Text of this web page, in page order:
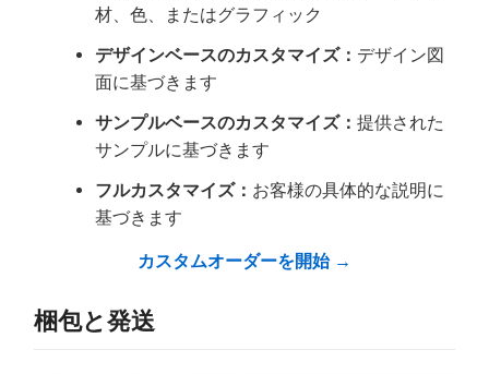
材、色、またはグラフィック
デザインベースのカスタマイズ： デザイン図
面に基づきます
サンプルベースのカスタマイズ： 提供された
サンプルに基づきます
フルカスタマイズ： お客様の具体的な説明に
基づきます
カスタムオーダーを開始 →
梱包と発送